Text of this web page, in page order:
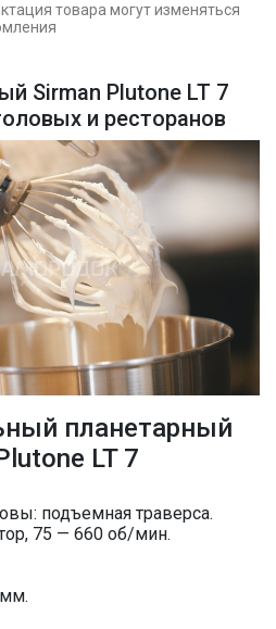
Sirman Plutone LT 7
и ресторанов
планетарный
LT 7
подъемная траверса.
75 — 660 об/мин.
товара могут изменяться